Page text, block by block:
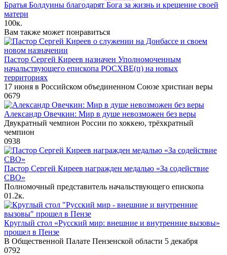
Братья Болдуины благодарят Бога за жизнь и крещение своей
матери
100к.
Вам также может понравиться
Пастор Сергей Киреев назначен Уполномоченным
начальствующего епископа РОСХВЕ(п) на новых
территориях
17 июня в Российском объединенном Союзе христиан веры
0679
Александр Овечкин: Мир в душе невозможен без веры
Двукратный чемпион России по хоккею, трёхкратный
чемпион
0938
Пастор Сергей Киреев награжден медалью «За содействие
СВО»
Полномочный представитель начальствующего епископа
01.2к.
Круглый стол «Русский мир: внешние и внутренние вызовы»
прошел в Пензе
В Общественной Палате Пензенской области 5 декабря
0792